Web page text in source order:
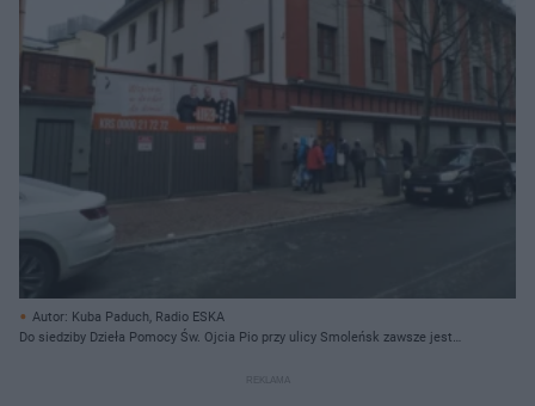
Autor: Kuba Paduch, Radio ESKA
Do siedziby Dzieła Pomocy Św. Ojcia Pio przy ulicy Smoleńsk zawsze jest